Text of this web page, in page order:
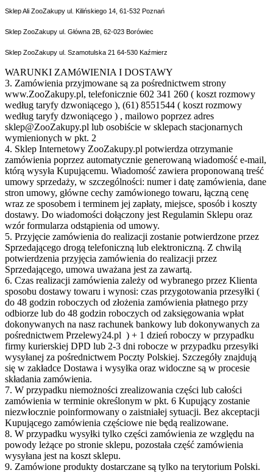
Sklep Ali ZooZakupy ul. Kilińskiego 14, 61-532 Poznań
Sklep ZooZakupy ul. Główna 2B, 62-023 Borówiec
Sklep ZooZakupy ul. Szamotulska 21 64-530 Kaźmierz
WARUNKI ZAMóWIENIA I DOSTAWY
3. Zamówienia przyjmowane są za pośrednictwem strony
www.ZooZakupy.pl, telefonicznie 602 341 260 ( koszt rozmowy
według taryfy dzwoniącego ), (61) 8551544 ( koszt rozmowy
według taryfy dzwoniącego ) , mailowo poprzez adres
sklep@ZooZakupy.pl lub osobiście w sklepach stacjonarnych
wymienionych w pkt. 2
4. Sklep Internetowy ZooZakupy.pl potwierdza otrzymanie
zamówienia poprzez automatycznie generowaną wiadomość e-mail,
którą wysyła Kupującemu. Wiadomość zawiera proponowaną treść
umowy sprzedaży, w szczególności: numer i datę zamówienia, dane
stron umowy, główne cechy zamówionego towaru, łączną cenę
wraz ze sposobem i terminem jej zapłaty, miejsce, sposób i koszty
dostawy. Do wiadomości dołączony jest Regulamin Sklepu oraz
wzór formularza odstąpienia od umowy.
5. Przyjęcie zamówienia do realizacji zostanie potwierdzone przez
Sprzedającego drogą telefoniczną lub elektroniczną. Z chwilą
potwierdzenia przyjęcia zamówienia do realizacji przez
Sprzedającego, umowa uważana jest za zawartą.
6. Czas realizacji zamówienia zależy od wybranego przez Klienta
sposobu dostawy towaru i wynosi: czas przygotowania przesyłki (
do 48 godzin roboczych od złożenia zamówienia płatnego przy
odbiorze lub do 48 godzin roboczych od zaksięgowania wpłat
dokonywanych na nasz rachunek bankowy lub dokonywanych za
pośrednictwem Przelewy24.pl ) + 1 dzień roboczy w przypadku
firmy kurierskiej DPD lub 2-3 dni robocze w przypadku przesyłki
wysyłanej za pośrednictwem Poczty Polskiej. Szczegóły znajdują
się w zakładce Dostawa i wysyłka oraz widoczne są w procesie
składania zamówienia.
7. W przypadku niemożności zrealizowania części lub całości
zamówienia w terminie określonym w pkt. 6 Kupujący zostanie
niezwłocznie poinformowany o zaistniałej sytuacji. Bez akceptacji
Kupującego zamówienia częściowe nie będą realizowane.
8. W przypadku wysyłki tylko części zamówienia ze względu na
powody leżące po stronie sklepu, pozostała część zamówienia
wysyłana jest na koszt sklepu.
9. Zamówione produkty dostarczane są tylko na terytorium Polski.